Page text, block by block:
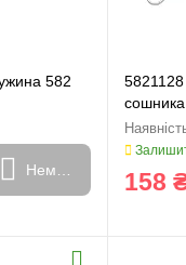
582
Немає в наявності
158